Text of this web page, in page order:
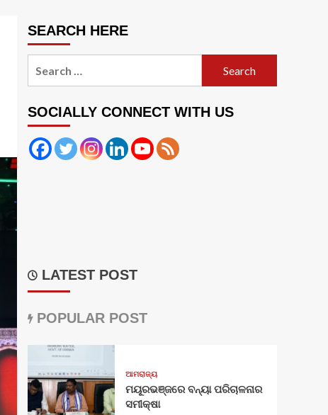
SEARCH HERE
SOCIALLY CONNECT WITH US
LATEST POST
POPULAR POST
ଆମରାଜ୍ୟ
ମୟୂରଭଞ୍ଜରେ ବନ୍ୟା ପରିଚାଳନାର
ସମୀକ୍ଷା